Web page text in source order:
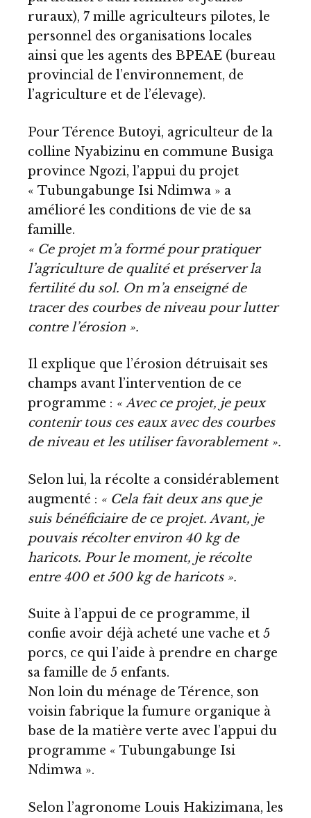
ruraux), 7 mille agriculteurs pilotes, le
personnel des organisations locales
ainsi que les agents des BPEAE (bureau
provincial de l’environnement, de
l’agriculture et de l’élevage).
Pour Térence Butoyi, agriculteur de la
colline Nyabizinu en commune Busiga
province Ngozi, l’appui du projet
« Tubungabunge Isi Ndimwa » a
amélioré les conditions de vie de sa
famille.
« Ce projet m’a formé pour pratiquer
l’agriculture de qualité et préserver la
fertilité du sol. On m’a enseigné de
tracer des courbes de niveau pour lutter
contre l’érosion ».
Il explique que l’érosion détruisait ses
champs avant l’intervention de ce
programme : « Avec ce projet, je peux
contenir tous ces eaux avec des courbes
de niveau et les utiliser favorablement ».
Selon lui, la récolte a considérablement
augmenté : « Cela fait deux ans que je
suis bénéficiaire de ce projet. Avant, je
pouvais récolter environ 40 kg de
haricots. Pour le moment, je récolte
entre 400 et 500 kg de haricots ».
Suite à l’appui de ce programme, il
confie avoir déjà acheté une vache et 5
porcs, ce qui l’aide à prendre en charge
sa famille de 5 enfants.
Non loin du ménage de Térence, son
voisin fabrique la fumure organique à
base de la matière verte avec l’appui du
programme « Tubungabunge Isi
Ndimwa ».
Selon l’agronome Louis Hakizimana, les